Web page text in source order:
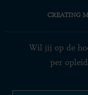
CREATING
Wil jij op de
per